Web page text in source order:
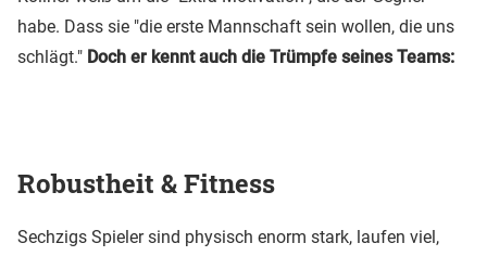
habe. Dass sie "die erste Mannschaft sein wollen, die uns
schlägt." Doch er kennt auch die Trümpfe seines Teams:
Robustheit & Fitness
Sechzigs Spieler sind physisch enorm stark, laufen viel,